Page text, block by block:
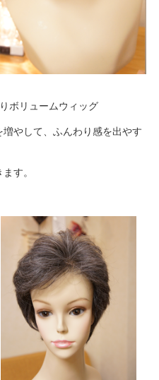
ボリュームウィッグ
やして、ふんわり感を出やす
す。